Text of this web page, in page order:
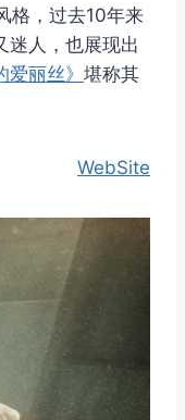
格，过去10年来
迷人，也展现出
爱丽丝》 堪称其
WebSite